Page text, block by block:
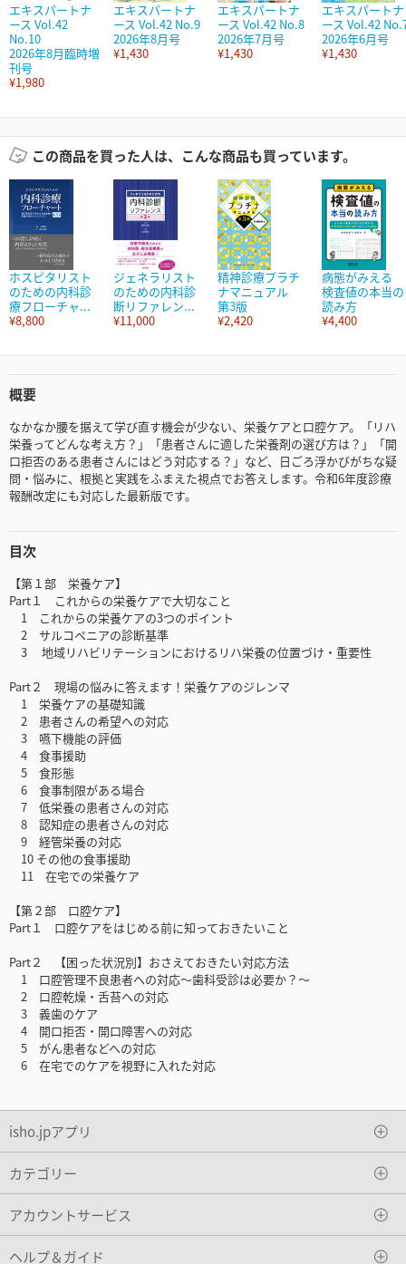
エキスパートナ
ース Vol.42
No.10
2026年8月臨時増
刊号
¥1,980
エキスパートナ
ース Vol.42 No.9
2026年8月号
¥1,430
エキスパートナ
ース Vol.42 No.8
2026年7月号
¥1,430
エキスパートナ
ース Vol.42
2026年6月号
¥1,430
この商品を買った人は、こんな商品も買っています。
ホスピタリスト
のための内科診
療フローチャ...
¥8,800
ジェネラリスト
のための内科診
断リファレン...
¥11,000
精神診療プラチ
ナマニュアル
第3版
¥2,420
病態がみえる
検査値の本当の
読み方
¥4,400
概要
なかなか腰を据えて学び直す機会が少ない、栄養ケアと口腔ケア。「リハ
栄養ってどんな考え方？」「患者さんに適した栄養剤の選び方は？」「開
口拒否のある患者さんにはどう対応する？」など、日ごろ浮かびがちな疑
問・悩みに、根拠と実践をふまえた視点でお答えします。令和6年度診療
報酬改定にも対応した最新版です。
目次
【第１部 栄養ケア】
Part１ これからの栄養ケアで大切なこと
1 これからの栄養ケアの3つのポイント
2 サルコペニアの診断基準
3 地域リハビリテーションにおけるリハ栄養の位置づけ・重要性
Part２ 現場の悩みに答えます！栄養ケアのジレンマ
1 栄養ケアの基礎知識
2 患者さんの希望への対応
3 嚥下機能の評価
4 食事援助
5 食形態
6 食事制限がある場合
7 低栄養の患者さんの対応
8 認知症の患者さんの対応
9 経管栄養の対応
10 その他の食事援助
11 在宅での栄養ケア
【第２部 口腔ケア】
Part１ 口腔ケアをはじめる前に知っておきたいこと
Part２ 【困った状況別】おさえておきたい対応方法
1 口腔管理不良患者への対応～歯科受診は必要か？～
2 口腔乾燥・舌苔への対応
3 義歯のケア
4 開口拒否・開口障害への対応
5 がん患者などへの対応
6 在宅でのケアを視野に入れた対応
isho.jpアプリ
カテゴリー
アカウントサービス
ヘルプ＆ガイド